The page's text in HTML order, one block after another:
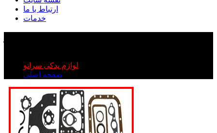
ارتباط با ما
خدمات
لوازم یدکی سراتو
صفحه اصلی